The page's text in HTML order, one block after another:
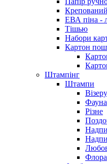
ЕВА піна -
Тішью
Набори
Картон
Штампінг
Штампи
Фауна
Різне
Флора